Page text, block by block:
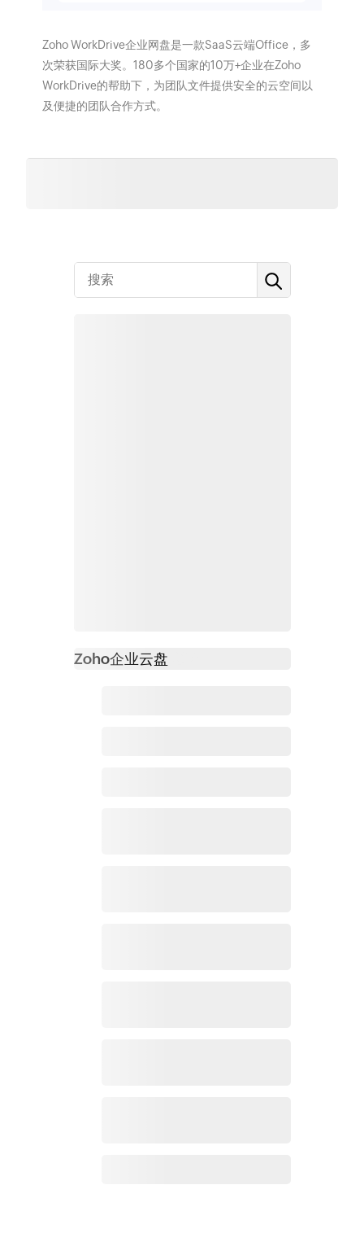
Zoho WorkDrive企业网盘是一款SaaS云端Office，多
次荣获国际大奖。180多个国家的10万+企业在Zoho
WorkDrive的帮助下，为团队文件提供安全的云空间以
及便捷的团队合作方式。
Zoho企业云盘